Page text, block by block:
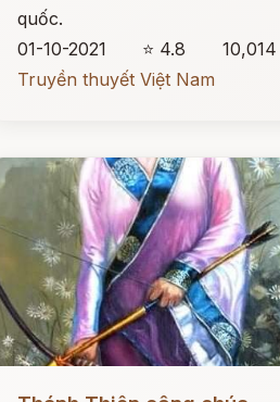
quốc.
01-10-2021
⭐ 4.8
Truyền thuyết Việt Nam